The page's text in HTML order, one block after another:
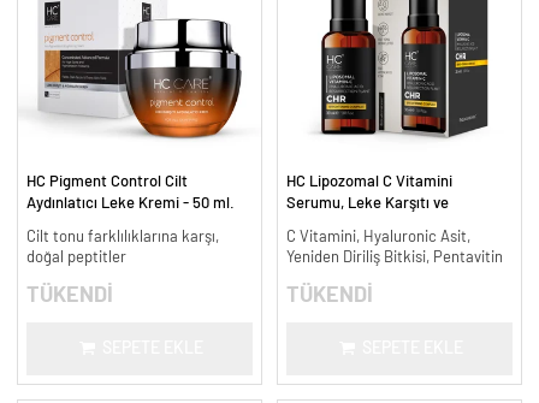
HC Pigment Control Cilt
Aydınlatıcı Leke Kremi - 50 ml.
Cilt tonu farklılıklarına karşı,
doğal peptitler
TÜKENDİ
HC Lipozomal C Vitamini
Serumu, Leke Karşıtı ve
C Vitamini, Hyaluronic Asit,
Yeniden Diriliş Bitkisi, Pentavitin
TÜKENDİ